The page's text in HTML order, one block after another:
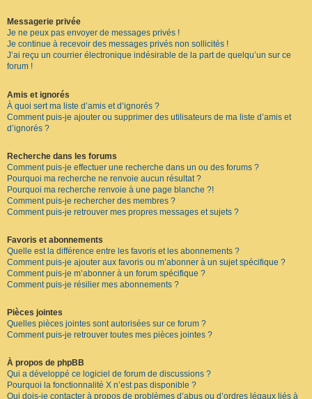
Messagerie privée
Je ne peux pas envoyer de messages privés !
Je continue à recevoir des messages privés non sollicités !
J’ai reçu un courrier électronique indésirable de la part de quelqu’un sur ce
forum !
Amis et ignorés
À quoi sert ma liste d’amis et d’ignorés ?
Comment puis-je ajouter ou supprimer des utilisateurs de ma liste d’amis et
d’ignorés ?
Recherche dans les forums
Comment puis-je effectuer une recherche dans un ou des forums ?
Pourquoi ma recherche ne renvoie aucun résultat ?
Pourquoi ma recherche renvoie à une page blanche ?!
Comment puis-je rechercher des membres ?
Comment puis-je retrouver mes propres messages et sujets ?
Favoris et abonnements
Quelle est la différence entre les favoris et les abonnements ?
Comment puis-je ajouter aux favoris ou m’abonner à un sujet spécifique ?
Comment puis-je m’abonner à un forum spécifique ?
Comment puis-je résilier mes abonnements ?
Pièces jointes
Quelles pièces jointes sont autorisées sur ce forum ?
Comment puis-je retrouver toutes mes pièces jointes ?
À propos de phpBB
Qui a développé ce logiciel de forum de discussions ?
Pourquoi la fonctionnalité X n’est pas disponible ?
Qui dois-je contacter à propos de problèmes d’abus ou d’ordres légaux liés à